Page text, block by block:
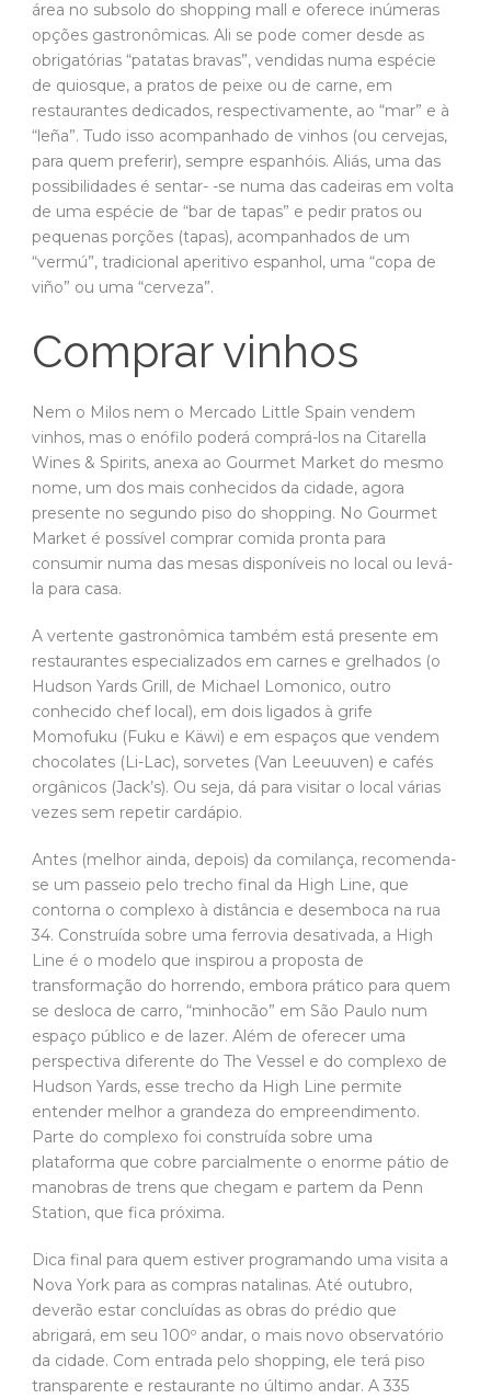
área no subsolo do shopping mall e oferece inúmeras
opções gastronômicas. Ali se pode comer desde as
obrigatórias “patatas bravas”, vendidas numa espécie
de quiosque, a pratos de peixe ou de carne, em
restaurantes dedicados, respectivamente, ao “mar” e à
“leña”. Tudo isso acompanhado de vinhos (ou cervejas,
para quem preferir), sempre espanhóis. Aliás, uma das
possibilidades é sentar- -se numa das cadeiras em volta
de uma espécie de “bar de tapas” e pedir pratos ou
pequenas porções (tapas), acompanhados de um
“vermú”, tradicional aperitivo espanhol, uma “copa de
viño” ou uma “cerveza”.
Comprar vinhos
Nem o Milos nem o Mercado Little Spain vendem
vinhos, mas o enófilo poderá comprá-los na Citarella
Wines & Spirits, anexa ao Gourmet Market do mesmo
nome, um dos mais conhecidos da cidade, agora
presente no segundo piso do shopping. No Gourmet
Market é possível comprar comida pronta para
consumir numa das mesas disponíveis no local ou levá-
la para casa.
A vertente gastronômica também está presente em
restaurantes especializados em carnes e grelhados (o
Hudson Yards Grill, de Michael Lomonico, outro
conhecido chef local), em dois ligados à grife
Momofuku (Fuku e Käwi) e em espaços que vendem
chocolates (Li-Lac), sorvetes (Van Leeuuven) e cafés
orgânicos (Jack’s). Ou seja, dá para visitar o local várias
vezes sem repetir cardápio.
Antes (melhor ainda, depois) da comilança, recomenda-
se um passeio pelo trecho final da High Line, que
contorna o complexo à distância e desemboca na rua
34. Construída sobre uma ferrovia desativada, a High
Line é o modelo que inspirou a proposta de
transformação do horrendo, embora prático para quem
se desloca de carro, “minhocão” em São Paulo num
espaço público e de lazer. Além de oferecer uma
perspectiva diferente do The Vessel e do complexo de
Hudson Yards, esse trecho da High Line permite
entender melhor a grandeza do empreendimento.
Parte do complexo foi construída sobre uma
plataforma que cobre parcialmente o enorme pátio de
manobras de trens que chegam e partem da Penn
Station, que fica próxima.
Dica final para quem estiver programando uma visita a
Nova York para as compras natalinas. Até outubro,
deverão estar concluídas as obras do prédio que
abrigará, em seu 100º andar, o mais novo observatório
da cidade. Com entrada pelo shopping, ele terá piso
transparente e restaurante no último andar. A 335